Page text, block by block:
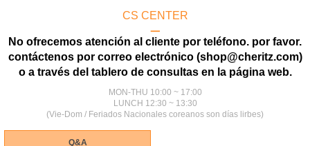
CS CENTER
ㅡ
No ofrecemos atención al cliente por teléfono. por favor.
contáctenos por correo electrónico (shop@cheritz.com)
o a través del tablero de consultas en la página web.
MON-THU 10:00 ~ 17:00
LUNCH 12:30 ~ 13:30
(Vie-Dom / Feriados Nacionales coreanos son días lirbes)
Q&A